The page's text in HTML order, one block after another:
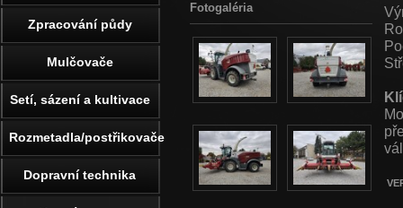
Fotogaléria
Zpracování půdy
Mulčovače
Setí, sázení a kultivace
Rozmetadla/postřikovače
Dopravní technika